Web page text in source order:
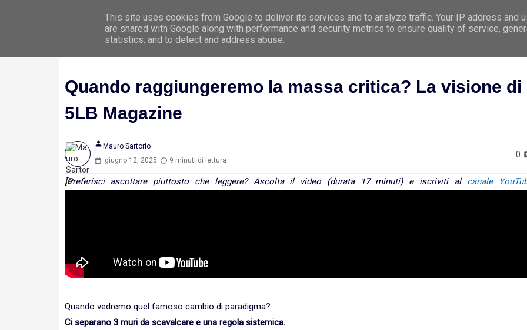
Home Premessa Argomenti Le 5 Leggi
Quando raggiungeremo la massa critica? La visione di
5LB Magazine
person Mauro Sartorio
giugno 12, 2025
9 minuti di lettura
0
[Preferisci ascoltare piuttosto che leggere? Ascolta il video (durata 17 minuti) e iscriviti al canale
Quando vedremo quel famoso cambio di paradigma?
Ci separano 3 muri da scavalcare e una regola sistemica.
This site uses cookies from Google to deliver its services and to analyze traffic. Your IP address and
are shared with Google along with performance and security metrics to ensure quality of service,
statistics, and to detect and address abuse.